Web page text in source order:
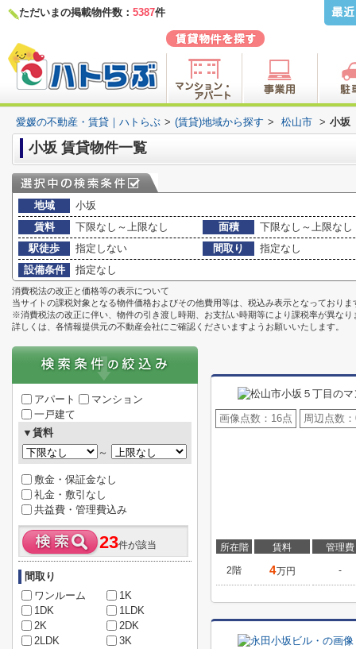
ただいまの掲載物件数： 5387件
愛媛の不動産・賃貸｜ハトらぶ > (賃貸)地域から探す > 松山市 > 小坂
小坂 賃貸物件一覧
地域
小坂
賃料
下限なし～上限なし 面積
下限なし～上限なし
駅徒歩
指定しない 間取り
指定なし
設備条件
指定なし
消費税法の改正と価格等の表示について
当サイトの課税対象となる物件価格およびその他費用等は、税込み表示となっておりま
※消費税法の改正に伴い、物件の引き渡し時期、お支払い時期等により課税率が異なり
詳しくは、各情報提供元の不動産会社にご確認くださいますようお願いいたします。
画像点数： 16点 周辺点数：
所在階 賃料 管理費
2階 4万円 -
アパート
マンション
一戸建て
▼賃料
～
敷金・保証金なし
礼金・敷引なし
共益費・管理費込み
23件が該当
間取り
ワンルーム
1K
1DK
1LDK
2K
2DK
2LDK
3K